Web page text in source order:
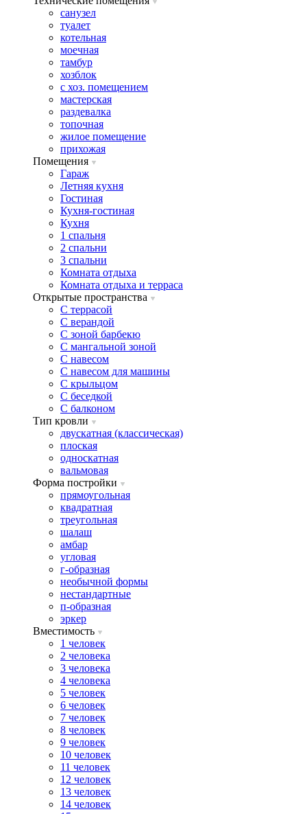
санузел
туалет
котельная
моечная
тамбур
хозблок
с хоз. помещением
мастерская
раздевалка
топочная
жилое помещение
прихожая
Помещения
Гараж
Летняя кухня
Гостиная
Кухня-гостиная
Кухня
1 спальня
2 спальни
3 спальни
Комната отдыха
Комната отдыxа и терраса
Открытые пространства
C террасой
C верандой
C зоной барбекю
C мангальной зоной
C навесом
C навесом для машины
C крыльцом
C беседкой
C балконом
Тип кровли
двускатная (классическая)
плоская
односкатная
вальмовая
Форма постройки
прямоугольная
квадратная
треугольная
шалаш
амбар
угловая
г-образная
необычной формы
нестандартные
п-образная
эркер
Вместимость
1 человек
2 человека
3 человека
4 человека
5 человек
6 человек
7 человек
8 человек
9 человек
10 человек
11 человек
12 человек
13 человек
14 человек